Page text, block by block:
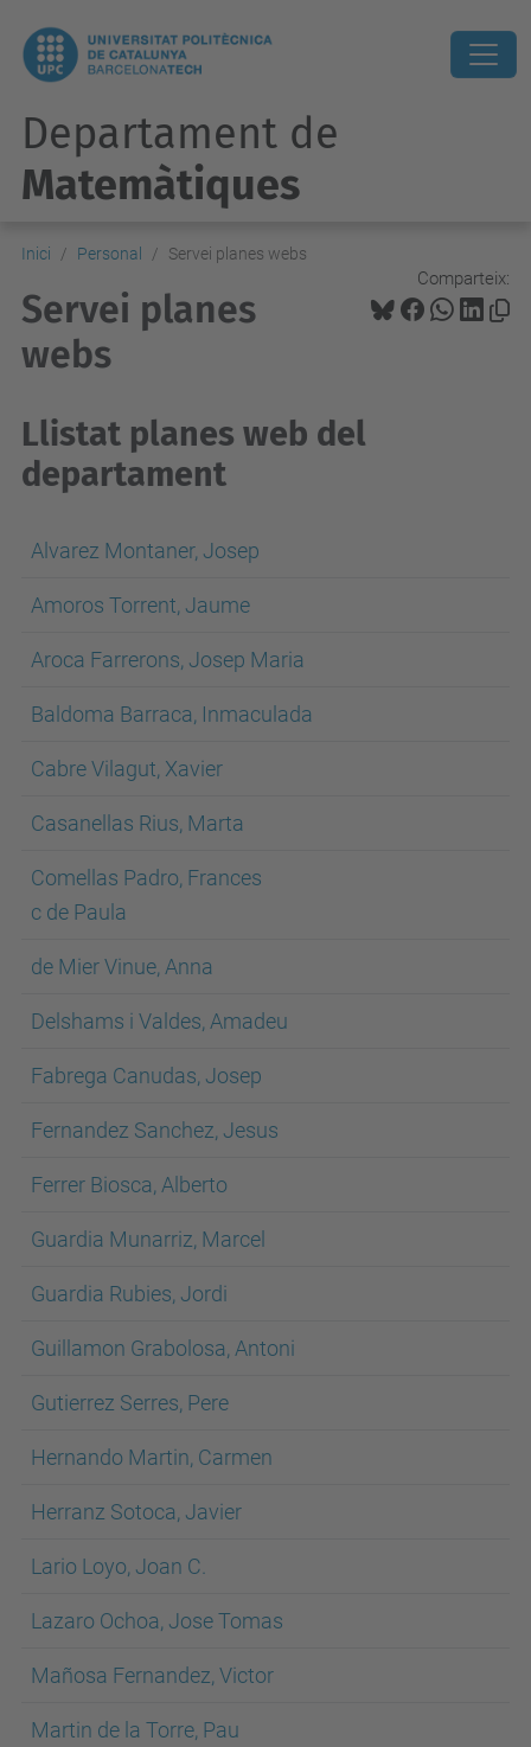
Departament de
Matemàtiques
Inici Personal Servei planes webs
Comparteix:
Servei planes
webs
Llistat planes web del
departament
Alvarez Montaner, Josep
Amoros Torrent, Jaume
Aroca Farrerons, Josep Maria
Baldoma Barraca, Inmaculada
Cabre Vilagut, Xavier
Casanellas Rius, Marta
Comellas Padro, Frances
c de Paula
de Mier Vinue, Anna
Delshams i Valdes, Amadeu
Fabrega Canudas, Josep
Fernandez Sanchez, Jesus
Ferrer Biosca, Alberto
Guardia Munarriz, Marcel
Guardia Rubies, Jordi
Guillamon Grabolosa, Antoni
Gutierrez Serres, Pere
Hernando Martin, Carmen
Herranz Sotoca, Javier
Lario Loyo, Joan C.
Lazaro Ochoa, Jose Tomas
Mañosa Fernandez, Victor
Martin de la Torre, Pau